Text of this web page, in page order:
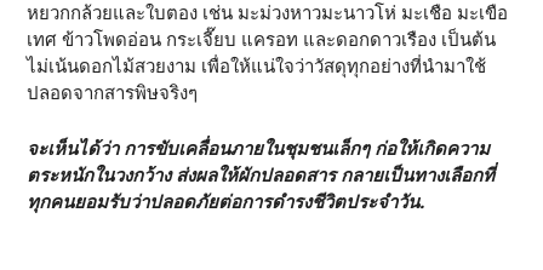
หยวกกล้วยและใบตอง เช่น มะม่วงหาวมะนาวโห่ มะเชือ มะเขือ
เทศ ข้าวโพดอ่อน กระเจี๊ยบ แครอท และดอกดาวเรือง เป็นต้น
ไม่เน้นดอกไม้สวยงาม เพื่อให้แน่ใจว่าวัสดุทุกอย่างที่นำมาใช้
ปลอดจากสารพิษจริงๆ
จะเห็นได้ว่า การขับเคลื่อนภายในชุมชนเล็กๆ ก่อให้เกิดความ
ตระหนักในวงกว้าง ส่งผลให้ผักปลอดสาร กลายเป็นทางเลือกที่
ทุกคนยอมรับว่าปลอดภัยต่อการดำรงชีวิตประจำวัน.